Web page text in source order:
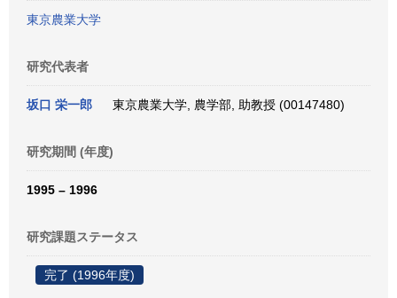
東京農業大学
研究代表者
坂口 栄一郎 東京農業大学, 農学部, 助教授 (00147480)
研究期間 (年度)
1995 – 1996
研究課題ステータス
完了 (1996年度)